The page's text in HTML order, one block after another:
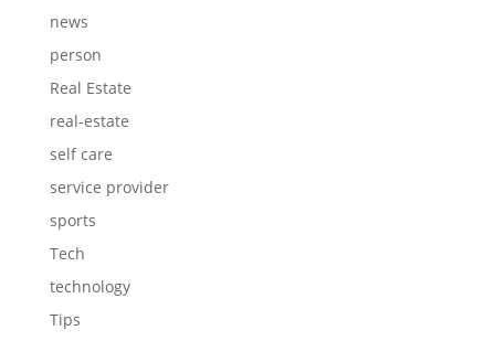
news
person
Real Estate
real-estate
self care
service provider
sports
Tech
technology
Tips